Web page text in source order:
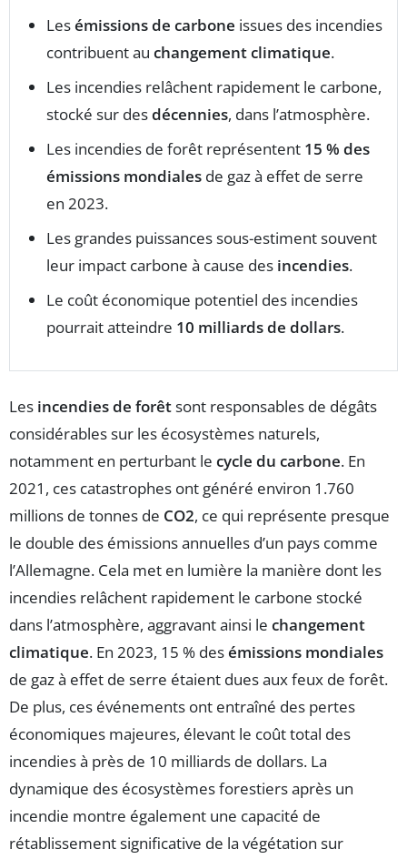
Lesémissions de carbone issues des incendies
contribuent au changement climatique.
Les incendies relâchent rapidement le carbone,
stocké sur desdécennies, dans l’atmosphère.
Les incendies de forêt représentent 15 % des
émissions mondiales de gaz à effet de serre
en 2023.
Les grandes puissances sous-estiment souvent
leur impact carbone à cause des incendies.
Le coût économique potentiel des incendies
pourrait atteindre 10 milliards de dollars.
Les incendies de forêtsont responsables de dégâts
considérables sur les écosystèmes naturels,
notamment en perturbant le cycle du carbone. En
2021, ces catastrophes ont généré environ 1.760
millions de tonnes de CO2, ce qui représente presque
le double des émissions annuelles d’un pays comme
l’Allemagne. Cela met en lumière la manière dont les
incendies relâchent rapidement le carbone stocké
dans l’atmosphère, aggravant ainsi le changement
climatique. En 2023, 15 % desémissions mondiales
de gaz à effet de serre étaient dues aux feux de forêt.
De plus, ces événements ont entraîné des pertes
économiques majeures, élevant le coût total des
incendies à près de 10 milliards de dollars. La
dynamique des écosystèmes forestiers après un
incendie montre également une capacité de
rétablissement significative de la végétation sur